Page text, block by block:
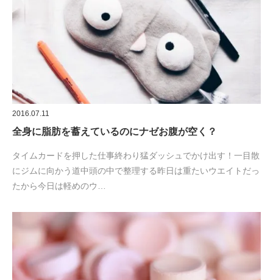
2016.07.11
全身に脂肪を蓄えているのにナゼお腹が空く？
タイムカードを押した仕事終わり猛ダッシュでかけ出す！一目散
にジムに向かう道中頭の中で整理する昨日は重たいウエイトだっ
たから今日は軽めのウ…